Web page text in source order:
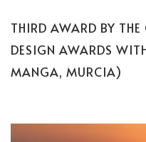
THIRD AWARD BY
DESIGN AWARDS
MANGA, MURCIA)